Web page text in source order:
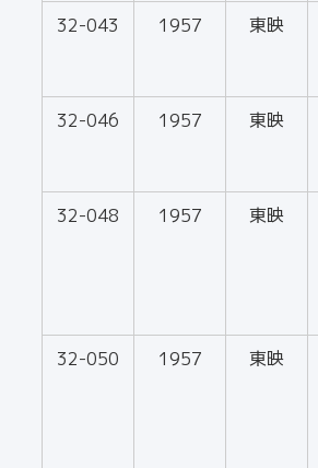
32-043
1957 東映
32-046 1957 東映
32-048 1957 東映
32-050 1957 東映